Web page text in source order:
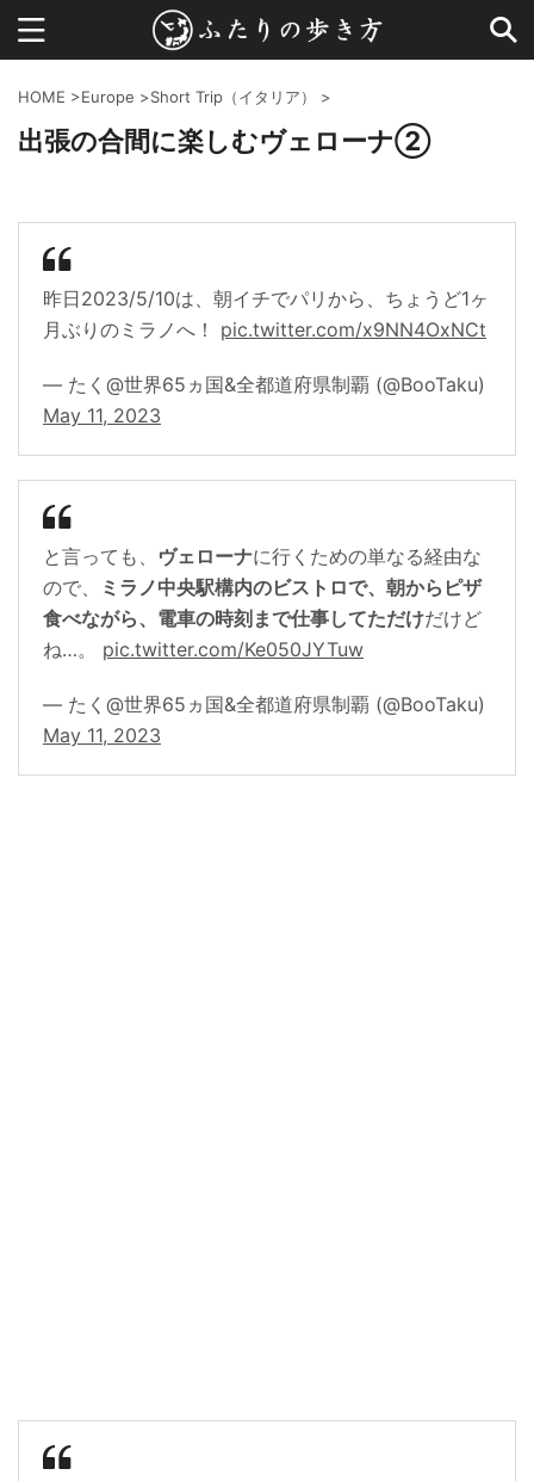
HOME >Europe >Short Trip（イタリア） >
出張の合間に楽しむヴェローナ②
昨日2023/5/10は、朝イチでパリから、ちょうど1ヶ
月ぶりのミラノへ！ pic.twitter.com/x9NN4OxNCt
— たく@世界65ヵ国&全都道府県制覇 (@BooTaku)
May 11, 2023
と言っても、 ヴェローナに行くための単なる経由な
ので、
ミラノ中央駅構内のビストロで、朝からピザ
食べながら、電車の時刻まで仕事してただけだけど
ね…。 pic.twitter.com/Ke050JYTuw
— たく@世界65ヵ国&全都道府県制覇 (@BooTaku)
May 11, 2023